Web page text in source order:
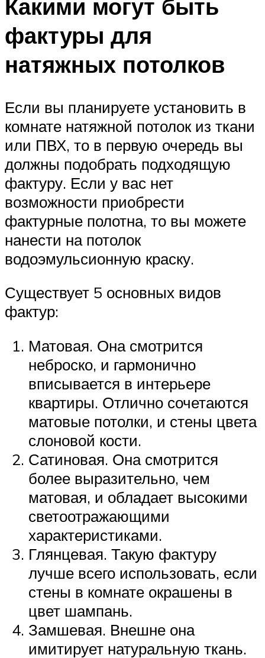
Какими могут быть
фактуры для
натяжных потолков
Если вы планируете установить в
комнате натяжной потолок из ткани
или ПВХ, то в первую очередь вы
должны подобрать подходящую
фактуру. Если у вас нет
возможности приобрести
фактурные полотна, то вы можете
нанести на потолок
водоэмульсионную краску.
Существует 5 основных видов
фактур:
Матовая. Она смотрится
неброско, и гармонично
вписывается в интерьере
квартиры. Отлично сочетаются
матовые потолки, и стены цвета
слоновой кости.
Сатиновая. Она смотрится
более выразительно, чем
матовая, и обладает высокими
светоотражающими
характеристиками.
Глянцевая. Такую фактуру
лучше всего использовать, если
стены в комнате окрашены в
цвет шампань.
Замшевая. Внешне она
имитирует натуральную ткань.